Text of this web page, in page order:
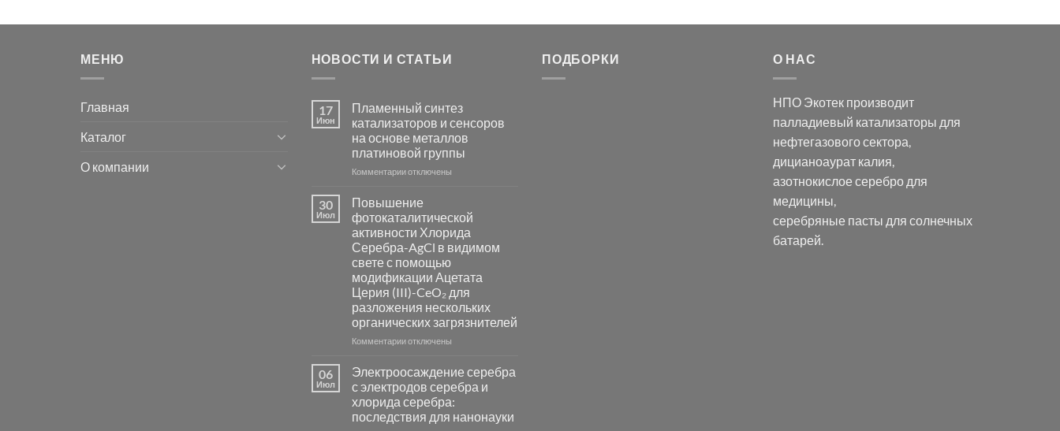
МЕНЮ
Главная
Каталог
О компании
НОВОСТИ И СТАТЬИ
17
Июн
Пламенный синтез
катализаторов и сенсоров
на основе металлов
платиновой группы
Комментариик
синтез
катализаторов
и
сенсоров
на
основе
металлов
платиновой
группы
отключены
30
Июл
Повышение
фотокаталитической
активности Хлорида
Серебра-AgCl в видимом
свете с помощью
модификации Ацетата
Церия (III)-CeO₂ для
разложения нескольких
органических загрязнителей
Комментариик
фотокаталитической
активности
Хлорида
Серебра-
отключены
06
Июл
Электроосаждение серебра
с электродов серебра и
хлорида серебра:
последствия для нанонауки
ПОДБОРКИ О НАС
НПО Экотек производит
палладиевый катализаторы для
нефтегазового сектора,
дицианоаурат калия,
азотнокислое серебродля
медицины,
серебряные пасты для солнечных
батарей.